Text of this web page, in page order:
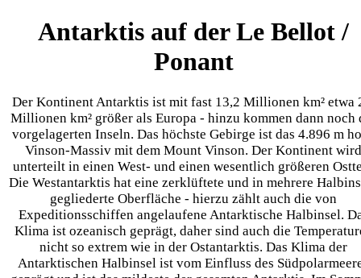
Antarktis auf der Le Bellot /
Ponant
Der Kontinent Antarktis ist mit fast 13,2 Millionen km² etwa
Millionen km² größer als Europa - hinzu kommen dann noch
vorgelagerten Inseln. Das höchste Gebirge ist das 4.896 m
Vinson-Massiv mit dem Mount Vinson. Der Kontinent wird
unterteilt in einen West- und einen wesentlich größeren
Die Westantarktis hat eine zerklüftete und in mehrere
gegliederte Oberfläche - hierzu zählt auch die von
Expeditionsschiffen angelaufene Antarktische Halbinsel.
Klima ist ozeanisch geprägt, daher sind auch die
nicht so extrem wie in der Ostantarktis. Das Klima der
Antarktischen Halbinsel ist vom Einfluss des